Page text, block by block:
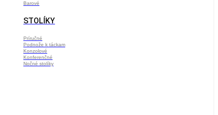
Barové
STOLÍKY
Príručné
Podnože k táckam
Konzolové
Konferenčné
Nočné stolíky